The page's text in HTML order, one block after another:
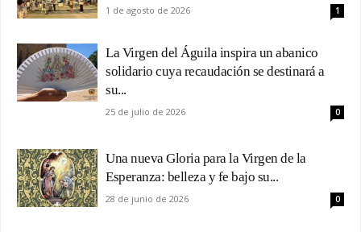
1 de agosto de 2026 1
La Virgen del Águila inspira un abanico
solidario cuya recaudación se destinará a
su...
25 de julio de 2026 0
Una nueva Gloria para la Virgen de la
Esperanza: belleza y fe bajo su...
28 de junio de 2026 0